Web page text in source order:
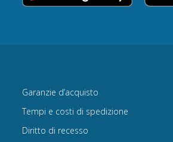
Garanzie d’acquisto
Tempi e costi di spedizione
Diritto di recesso